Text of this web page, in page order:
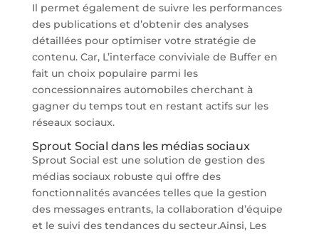
Il permet également de suivre les performances
des publications et d’obtenir des analyses
détaillées pour optimiser votre stratégie de
contenu. Car, L’interface conviviale de Buffer en
fait un choix populaire parmi les
concessionnaires automobiles cherchant à
gagner du temps tout en restant actifs sur les
réseaux sociaux.
Sprout Social dans les médias sociaux
Sprout Social est une solution de gestion des
médias sociaux robuste qui offre des
fonctionnalités avancées telles que la gestion
des messages entrants, la collaboration d’équipe
et le suivi des tendances du secteur.Ainsi, Les